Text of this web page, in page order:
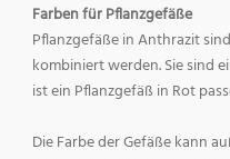
Farben für Pflanzgefäße
Pflanzgefäße in Anthrazit
kombiniert werden. Sie sind
ist ein Pflanzgefäß in Rot
Die Farbe der Gefäße kann